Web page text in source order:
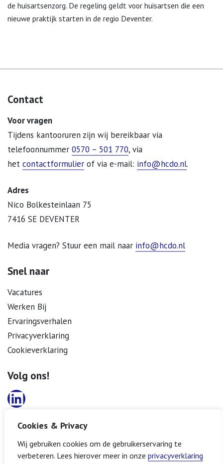
Cookies & Privacy
Wij gebruiken cookies om de gebruikerservaring te
verbeteren. Lees hierover meer in onze privacyverklaring
de huisartsenzorg. De regeling geldt voor huisartsen die een
nieuwe praktijk starten in de regio Deventer.
Contact
Voor vragen
Tijdens kantooruren zijn wij bereikbaar via
telefoonnummer 0570 – 501 770, via
het contactformulier of via e-mail: info@hcdo.nl.
Adres
Nico Bolkesteinlaan 75
7416 SE DEVENTER
Media vragen? Stuur een mail naar info@hcdo.nl
Snel naar
Vacatures
Werken Bij
Ervaringsverhalen
Privacyverklaring
Cookieverklaring
Volg ons!
LinkedIn